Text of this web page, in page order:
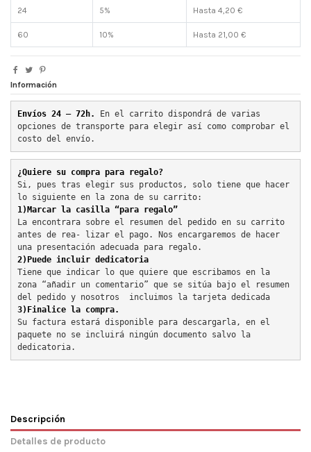
24 5% Hasta 4,20 €
60 10% Hasta 21,00 €
Información
Envíos 24 – 72h.
En el carrito dispondrá de varias
opciones de transporte para elegir así como comprobar el
costo del envío.
¿Quiere su compra para regalo?
Si, pues tras elegir sus productos, solo tiene que hacer
lo siguiente en la zona de su carrito:
1)Marcar la casilla “para regalo”
La encontrara sobre el resumen del pedido en su carrito
antes de rea- lizar el pago. Nos encargaremos de hacer
una presentación adecuada para regalo.
2)Puede incluir dedicatoria
Tiene que indicar lo que quiere que escribamos en la
zona “añadir un comentario” que se sitúa bajo el resumen
del pedido y nosotros  incluimos la tarjeta dedicada
3)Finalice la compra.
Su factura estará disponible para descargarla, en el
paquete no se incluirá ningún documento salvo la
dedicatoria.
Descripción
Detalles de producto